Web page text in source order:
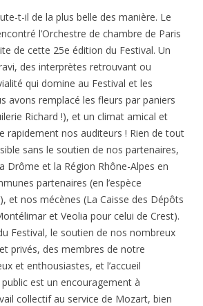
t-il de la plus belle des manière. Le
l’Orchestre de chambre de Paris
de cette 25e édition du Festival. Un
des interprètes retrouvant ou
qui domine au Festival et les
avons remplacé les fleurs par paniers
Richard !), et un climat amical et
rapidement nos auditeurs ! Rien de tout
sans le soutien de nos partenaires,
Drôme et la Région Rhône-Alpes en
partenaires (en l’espèce
et nos mécènes (La Caisse des Dépôts
et Veolia pour celui de Crest).
Festival, le soutien de nos nombreux
privés, des membres de notre
et enthousiastes, et l’accueil
est un encouragement à
collectif au service de Mozart, bien